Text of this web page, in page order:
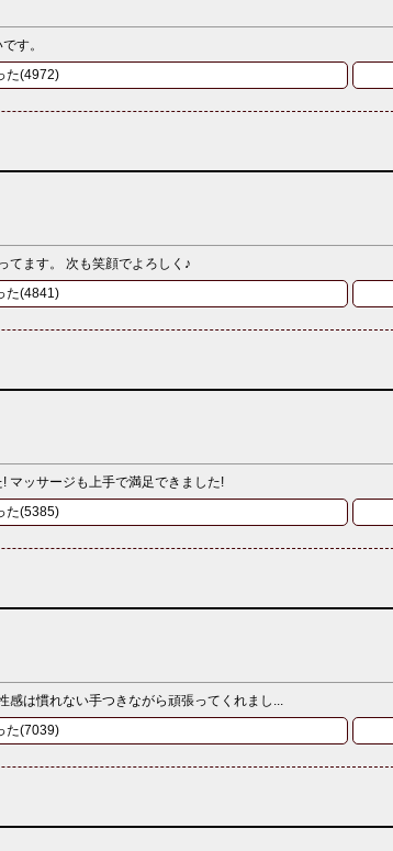
す。
た(4972)
てます。 次も笑顔でよろしく♪
た(4841)
マッサージも上手で満足できました!
た(5385)
感は慣れない手つきながら頑張ってくれまし...
た(7039)